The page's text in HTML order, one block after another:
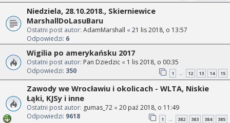
Niedziela, 28.10.2018., Skierniewice
MarshallDoLasuBaru
Ostatni post autor: AdamMarshall « 21 lis 2018, o 13:57
Odpowiedzi: 6
Wigilia po amerykańsku 2017
Ostatni post autor: Pan Dziedzic « 1 lis 2018, o 00:35
Odpowiedzi: 350 1 … 12 13 14 15
Zawody we Wrocławiu i okolicach - WLTA, Niskie
Łąki, KJSy i inne
Ostatni post autor: gumas_72 « 20 paź 2018, o 11:49
Odpowiedzi: 9618 1 … 382 383 384 385